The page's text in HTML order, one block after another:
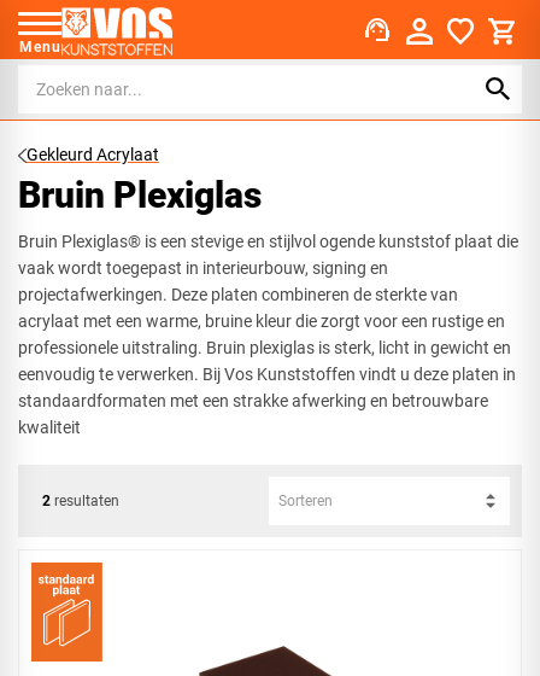
Menu support_agent
Gekleurd Acrylaat
Bruin Plexiglas
Bruin Plexiglas® is een stevige en stijlvol ogende kunststof plaat die
vaak wordt toegepast in interieurbouw, signing en
projectafwerkingen. Deze platen combineren de sterkte van
acrylaat met een warme, bruine kleur die zorgt voor een rustige en
professionele uitstraling. Bruin plexiglas is sterk, licht in gewicht en
eenvoudig te verwerken. Bij Vos Kunststoffen vindt u deze platen in
standaardformaten met een strakke afwerking en betrouwbare
kwaliteit
2 resultaten Sorteren